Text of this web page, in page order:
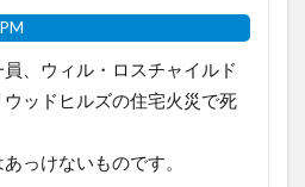
、ウィル・ロスチャイルド
ッドヒルズの住宅火災で死
っけないものです。